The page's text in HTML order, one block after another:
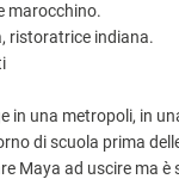
marocchino.
ristoratrice indiana.
in una metropoli, in
di scuola prima
Maya ad uscire ma